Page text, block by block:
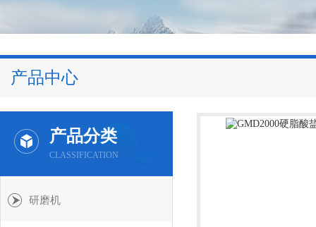
产品中心
产品分类
CLASSIFICATION
研磨机